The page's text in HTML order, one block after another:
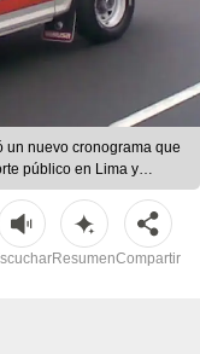
un nuevo cronograma que
público en Lima y
N.º 251-2026-
ResumenCompartir